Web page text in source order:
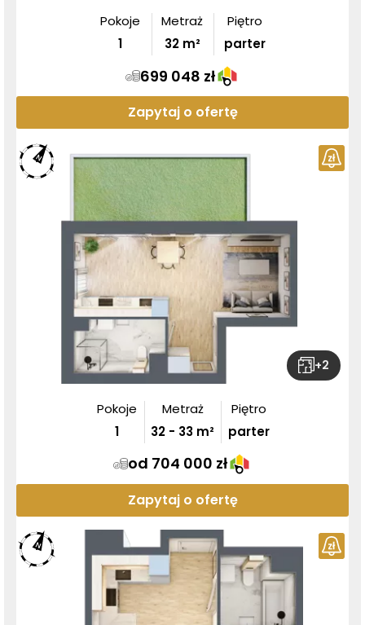
Pokoje
1
Metraż
32m²
Piętro
parter
699 048 zł
Zapytaj o ofertę
+2
Pokoje
1
Metraż
32 - 33 m²
Piętro
parter
od 704 000 zł
Zapytaj o ofertę